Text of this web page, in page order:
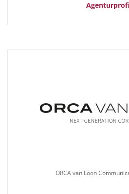
ORCA van Loon